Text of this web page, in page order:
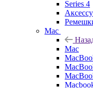
Series 4
Mac
Mac